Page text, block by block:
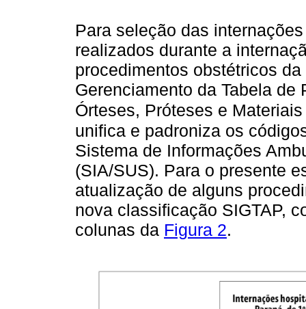
Para seleção das
realizados durante a
procedimentos obstétricos
Gerenciamento da Tabela
Órteses, Próteses e
unifica e padroniza os
Sistema de Informações
(SIA/SUS). Para o presente
atualização de alguns
nova classificação SIGTAP,
colunas da Figura 2.